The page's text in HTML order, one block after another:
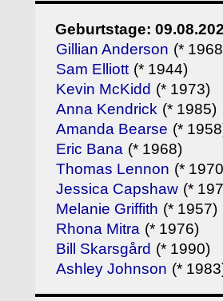
Geburtstage:
Gillian Anderson (*
Sam Elliott (* 1944)
Kevin McKidd (* 1973)
Anna Kendrick (* 1985)
Amanda Bearse (*
Eric Bana (* 1968)
Thomas Lennon (*
Jessica Capshaw (*
Melanie Griffith (* 1957)
Rhona Mitra (* 1976)
Bill Skarsgård (* 1990)
Ashley Johnson (*